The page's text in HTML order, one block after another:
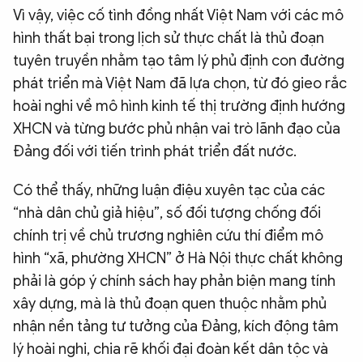
Vì vậy, việc cố tình đồng nhất Việt Nam với các mô
hình thất bại trong lịch sử thực chất là thủ đoạn
tuyên truyền nhằm tạo tâm lý phủ định con đường
phát triển mà Việt Nam đã lựa chọn, từ đó gieo rắc
hoài nghi về mô hình kinh tế thị trường định hướng
XHCN và từng bước phủ nhận vai trò lãnh đạo của
Đảng đối với tiến trình phát triển đất nước.
Có thể thấy, những luận điệu xuyên tạc của các
“nhà dân chủ giả hiệu”, số đối tượng chống đối
chính trị về chủ trương nghiên cứu thí điểm mô
hình “xã, phường XHCN” ở Hà Nội thực chất không
phải là góp ý chính sách hay phản biện mang tính
xây dựng, mà là thủ đoạn quen thuộc nhằm phủ
nhận nền tảng tư tưởng của Đảng, kích động tâm
lý hoài nghi, chia rẽ khối đại đoàn kết dân tộc và